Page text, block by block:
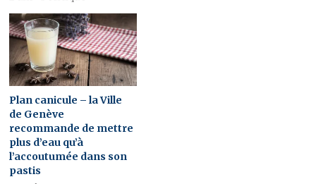
Plan canicule – la Ville
de Genève
recommande de mettre
plus d’eau qu’à
l’accoutumée dans son
pastis